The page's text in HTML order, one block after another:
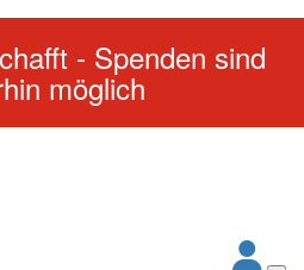
- Spenden sind
möglich